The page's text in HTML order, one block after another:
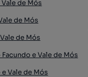
de Mós
de Mós
de Mós
e Vale de Mós
Vale de Mós